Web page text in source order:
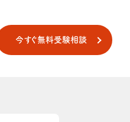
今すぐ無料受験相談